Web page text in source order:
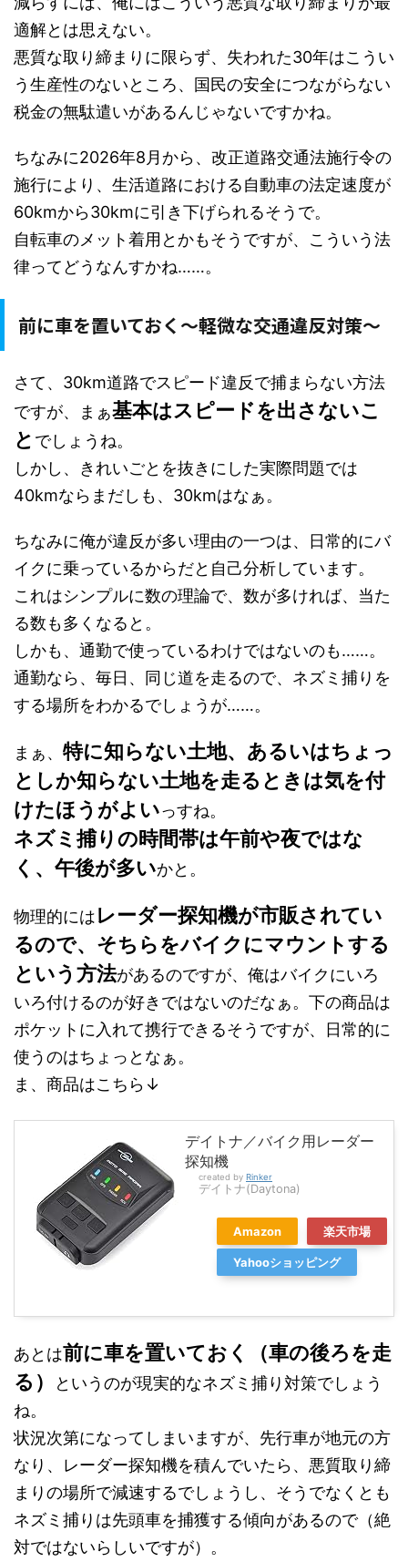
適解とは思えない。
悪質な取り締まりに限らず、失われた30年はこうい
う生産性のないところ、国民の安全につながらない
税金の無駄遣いがあるんじゃないですかね。
ちなみに2026年8月から、改正道路交通法施行令の
施行により、生活道路における自動車の法定速度が
60kmから30kmに引き下げられるそうで。
自転車のメット着用とかもそうですが、こういう法
律ってどうなんすかね……。
前に車を置いておく～軽微な交通違反対策～
さて、30km道路でスピード違反で捕まらない方法
ですが、まぁ基本はスピードを出さないこ
と でしょうね。
しかし、きれいごとを抜きにした実際問題では
40kmならまだしも、30kmはなぁ。
ちなみに俺が違反が多い理由の一つは、日常的にバ
イクに乗っているからだと自己分析しています。
これはシンプルに数の理論で、数が多ければ、当た
る数も多くなると。
しかも、通勤で使っているわけではないのも……。
通勤なら、毎日、同じ道を走るので、ネズミ捕りを
する場所をわかるでしょうが……。
まぁ、 特に知らない土地、あるいはちょっ
としか知らない土地を走るときは気を付
けたほうがよいっすね。
ネズミ捕りの時間帯は午前や夜ではな
く、午後が多いかと。
物理的にはレーダー探知機が市販されてい
るので、そちらをバイクにマウントする
という方法があるのですが、俺はバイクにいろ
いろ付けるのが好きではないのだなぁ。下の商品は
ポケットに入れて携行できるそうですが、日常的に
使うのはちょっとなぁ。
ま、商品はこちら↓
デイトナ／バイク用レーダー
探知機
created by Rinker
デイトナ(Daytona)
Amazon 楽天市場
Yahooショッピング
あとは前に車を置いておく（車の後ろを走
る）
というのが現実的なネズミ捕り対策でしょう
ね。
状況次第になってしまいますが、先行車が地元の方
なり、レーダー探知機を積んでいたら、悪質取り締
まりの場所で減速するでしょうし、そうでなくとも
ネズミ捕りは先頭車を捕獲する傾向があるので（絶
対ではないらしいですが）。